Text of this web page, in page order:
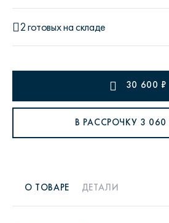
2 готовых на складе
30 600 ₽
В РАССРОЧКУ 3 060
О ТОВАРЕ ДЕТАЛИ